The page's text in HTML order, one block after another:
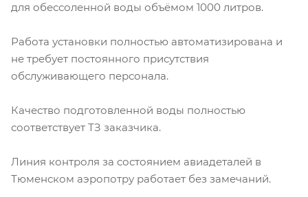
для обессоленной воды объёмом 1000 литров.
Работа установки полностью автоматизирована и
не требует постоянного присутствия
обслуживающего персонала.
Качество подготовленной воды полностью
соответствует ТЗ заказчика.
Линия контроля за состоянием авиадеталей в
Тюменском аэропотру работает без замечаний.